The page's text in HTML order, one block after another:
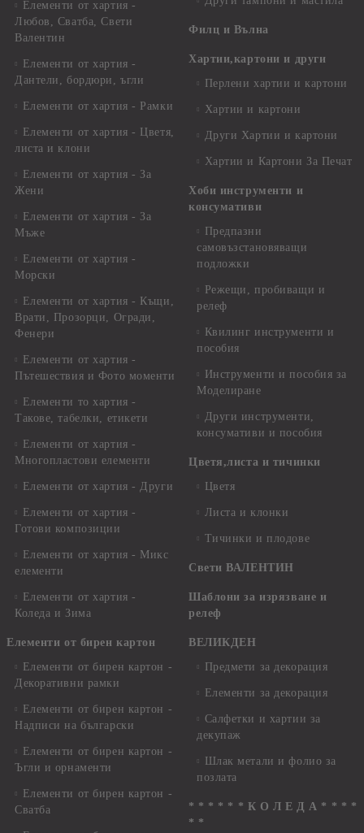
Елементи от хартия -
Любов, Сватба, Свети
Валентин
Елементи от хартия -
Дантели, бордюри, ъгли
Елементи от хартия - Рамки
Елементи от хартия - Цветя,
листа и клони
Елементи от хартия - За
Жени
Елементи от хартия - За
Мъже
Елементи от хартия -
Морски
Елементи от хартия - Къщи,
Врати, Прозорци, Огради,
Фенери
Елементи от хартия -
Пътешествия и Фото моменти
Елементи то хартия -
Такове, табелки, етикети
Елементи от хартия -
Многопластови елементи
Елементи от хартия - Други
Елементи от хартия -
Готови композиции
Елементи от хартия - Микс
елементи
Елементи от хартия -
Коледа и Зима
Елементи от бирен картон
Елементи от бирен картон -
Декоративни рамки
Елементи от бирен картон -
Надписи на български
Елементи от бирен картон -
Ъгли и орнаменти
Елементи от бирен картон -
Сватба
Филц и Вълна
Хартии,картони и други
Перлени хартии и картони
Хартии и картони
Други Хартии и картони
Хартии и Картони За Печат
Хоби инструменти и
консумативи
Предпазни
самовъзстановяващи
подложки
Режещи, пробиващи и
релеф
Квилинг инструменти и
пособия
Инструменти и пособия за
Моделиране
Други инструменти,
консумативи и пособия
Цветя,листа и тичинки
Цветя
Листа и клонки
Тичинки и плодове
Свети ВАЛЕНТИН
Шаблони за изрязване и
релеф
ВЕЛИКДЕН
Предмети за декорация
Елементи за декорация
Салфетки и хартии за
декупаж
Шлак метали и фолио за
позлата
* * * * * * К О Л Е Д А * * * *
* *